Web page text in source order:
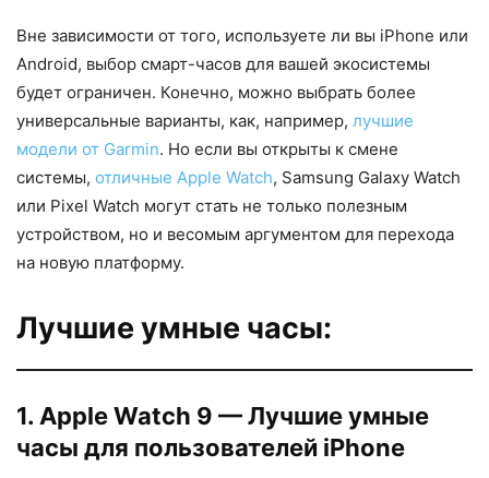
Вне зависимости от того, используете ли вы iPhone или
Android, выбор смарт-часов для вашей экосистемы
будет ограничен. Конечно, можно выбрать более
универсальные варианты, как, например, лучшие
модели от Garmin. Но если вы открыты к смене
системы, отличные Apple Watch, Samsung Galaxy Watch
или Pixel Watch могут стать не только полезным
устройством, но и весомым аргументом для перехода
на новую платформу.
Лучшие умные часы:
1. Apple Watch 9 — Лучшие умные
часы для пользователей iPhone